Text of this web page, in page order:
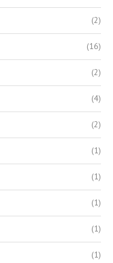
(2)
(16)
(2)
(4)
(2)
(1)
(1)
(1)
(1)
(1)